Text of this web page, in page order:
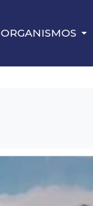
ORGANISMOS